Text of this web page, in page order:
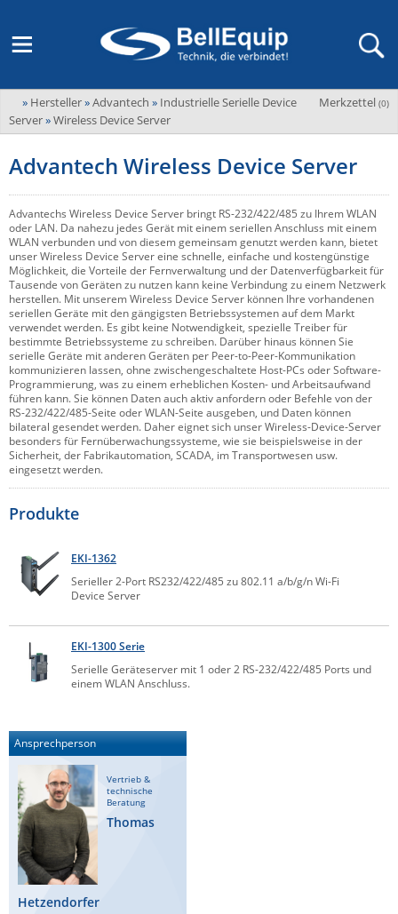
M2M Router, Antennen, VPN & SIM
SD-WAN & Bonding
Antennen
KVM & Audio/Video Signalverteilung
KVM
Kabel und Verkabelung
Audio/Video
Digital Signage
USV, Energieverteilung & -messung
USV / UPS
Energiemessung
Industrielle Stromversorgung
Energieverteilung
IoT, Umgebungsmonitoring & Sensorik
IP, WLAN & GSM Sensorik
Datenlogger
IoT - Internet of Things
Remote I/O
IPC, Industrielle Netzwerktechnik & WLAN
Industrielle Netzwerktechnik / Kommunikation
Industrielle Computer
IT Netzwerktechnik / Kommunikation
Adder
ADEL system
Advantech
Advantech-Conel
AKCP / AKCess Pro
Amit
Aten
Bachmann
Black Box
Bondix
Cambium Networks
Comet System
CompleTech
Contemporary Controls
Digi
Elsys
Enginko - mcf88
Gefen
Gude
High Sec Labs
HW group
Icron
IEC Lock
Ihse
Kerlink
Kramer Electronics
Übersicht
Wissen
Neue Produkte
Veranstaltungen
Bell-Up-to-Date Magazine
Aktueller Newsletter
LAGERABVERKAUF Stromverteilung und -messung
Unternehmen
Ansprechpersonen
Veranstaltungen
Jobs & Karriere
News
Merkzettel (0)
» Hersteller»Advantech » Industrielle Serielle Device
Server»Wireless Device Server
Advantech Wireless Device Server
Advantechs Wireless Device Server bringt RS-232/422/485 zu Ihrem WLAN
oder LAN. Da nahezu jedes Gerät mit einem seriellen Anschluss mit einem
WLAN verbunden und von diesem gemeinsam genutzt werden kann, bietet
unser Wireless Device Server eine schnelle, einfache und kostengünstige
Möglichkeit, die Vorteile der Fernverwaltung und der Datenverfügbarkeit für
Tausende von Geräten zu nutzen kann keine Verbindung zu einem Netzwerk
herstellen. Mit unserem Wireless Device Server können Ihre vorhandenen
seriellen Geräte mit den gängigsten Betriebssystemen auf dem Markt
verwendet werden. Es gibt keine Notwendigkeit, spezielle Treiber für
bestimmte Betriebssysteme zu schreiben. Darüber hinaus können Sie
serielle Geräte mit anderen Geräten per Peer-to-Peer-Kommunikation
kommunizieren lassen, ohne zwischengeschaltete Host-PCs oder Software-
Programmierung, was zu einem erheblichen Kosten- und Arbeitsaufwand
führen kann. Sie können Daten auch aktiv anfordern oder Befehle von der
RS-232/422/485-Seite oder WLAN-Seite ausgeben, und Daten können
bilateral gesendet werden. Daher eignet sich unser Wireless-Device-Server
besonders für Fernüberwachungssysteme, wie sie beispielsweise in der
Sicherheit, der Fabrikautomation, SCADA, im Transportwesen usw.
eingesetzt werden.
Produkte
EKI-1362
Serieller 2-Port RS232/422/485 zu 802.11 a/b/g/n Wi-Fi
Device Server
EKI-1300 Serie
Serielle Geräteserver mit 1 oder 2 RS-232/422/485 Ports und
einem WLAN Anschluss.
Ansprechperson
Vertrieb &
technische
Beratung
Thomas
Hetzendorfer